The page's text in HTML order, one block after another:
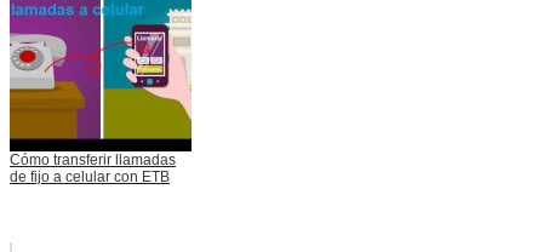
Cómo transferir llamadas
de fijo a celular con ETB